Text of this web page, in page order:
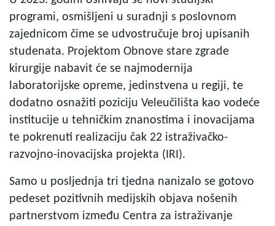
programi, osmišljeni u suradnji s poslovnom
zajednicom čime se udvostručuje broj upisanih
studenata. Projektom Obnove stare zgrade
kirurgije nabavit će se najmodernija
laboratorijske opreme, jedinstvena u regiji, te
dodatno osnažiti poziciju Veleučilišta kao vodeće
institucije u tehničkim znanostima i inovacijama
te pokrenuti realizaciju čak 22 istraživačko-
razvojno-inovacijska projekta (IRI).
Samo u posljednja tri tjedna nanizalo se gotovo
pedeset pozitivnih medijskih objava nošenih
partnerstvom između Centra za istraživanje